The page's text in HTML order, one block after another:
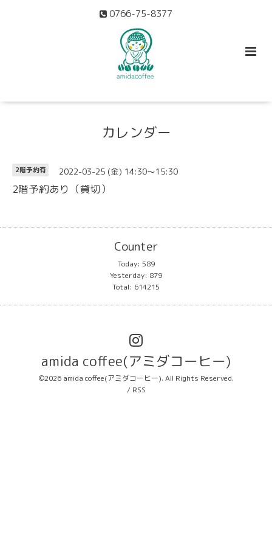
0766-75-8377
カレンダー
2階予約有 2022-03-25 (金) 14:30～15:30
2階予約あり（貸切）
Counter
Today: 589
Yesterday: 879
Total: 614215
amida coffee(アミダコーヒー)
©2026 amida coffee(アミダコーヒー). All Rights Reserved.
/ RSS